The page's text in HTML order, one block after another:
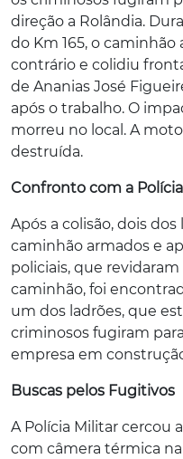
direção a Rolândia.
do Km 165, o
contrário e colidiu
de Ananias José
após o trabalho. O
morreu no local. A
destruída.
Confronto com a Polícia
Após a colisão, dois
caminhão armados e
policiais, que
caminhão, foi
um dos ladrões, que
criminosos fugiram
empresa em
Buscas pelos Fugitivos
A Polícia Militar cercou
com câmera térmica